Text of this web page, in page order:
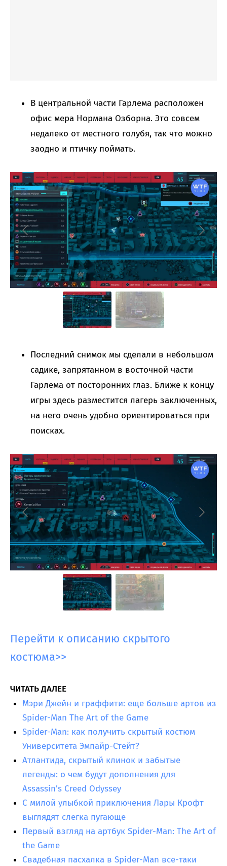
В центральной части Гарлема расположен
офис мера Нормана Озборна. Это совсем
недалеко от местного голубя, так что можно
заодно и птичку поймать.
Последний снимок мы сделали в небольшом
садике, запрятанном в восточной части
Гарлема от посторонних глаз. Ближе к концу
игры здесь разместится лагерь заключенных,
на него очень удобно ориентироваться при
поисках.
Перейти к описанию скрытого
костюма>>
ЧИТАТЬ ДАЛЕЕ
Мэри Джейн и граффити: еще больше артов из
Spider-Man The Art of the Game
Spider-Man: как получить скрытый костюм
Университета Эмпайр-Стейт?
Атлантида, скрытый клинок и забытые
легенды: о чем будут дополнения для
Assassin’s Creed Odyssey
С милой улыбкой приключения Лары Крофт
выглядят слегка пугающе
Первый взгляд на артбук Spider-Man: The Art of
the Game
Свадебная пасхалка в Spider-Man все-таки